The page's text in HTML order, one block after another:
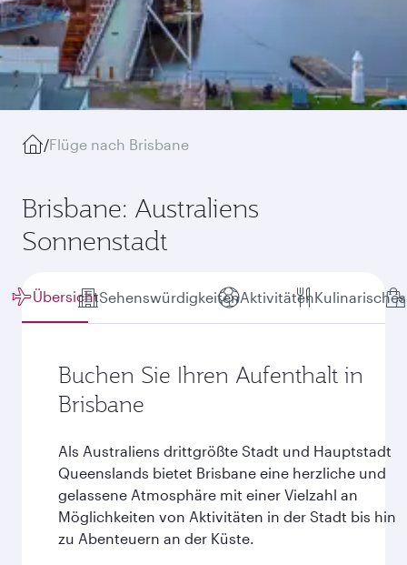
/Flüge nach Brisbane
Brisbane: Australiens
Sonnenstadt
ÜbersichtSehenswürdigkeitenAktivitätenKulinarisches
Buchen Sie Ihren Aufenthalt in
Brisbane
Als Australiens drittgrößte Stadt und Hauptstadt
Queenslands bietet Brisbane eine herzliche und
gelassene Atmosphäre mit einer Vielzahl an
Möglichkeiten von Aktivitäten in der Stadt bis hin
zu Abenteuern an der Küste.